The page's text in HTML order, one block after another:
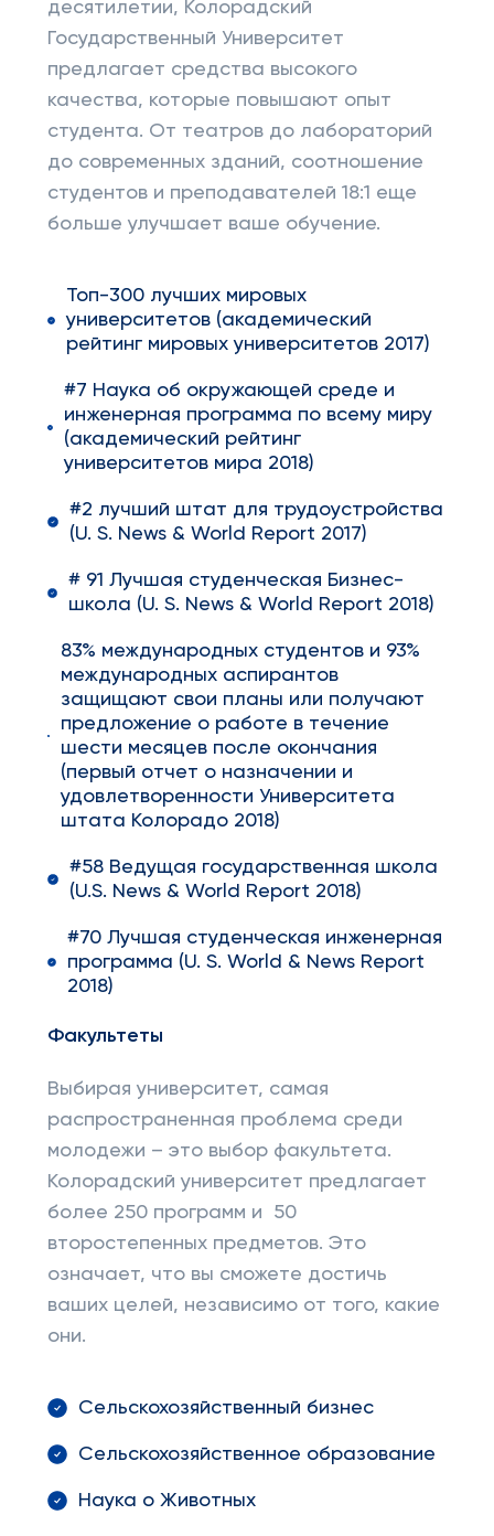
десятилетии, Колорадский
Государственный Университет
предлагает средства высокого
качества, которые повышают опыт
студента. От театров до лабораторий
до современных зданий, соотношение
студентов и преподавателей 18:1 еще
больше улучшает ваше обучение.
Топ-300 лучших мировых
университетов (академический
рейтинг мировых университетов 2017)
#7 Наука об окружающей среде и
инженерная программа по всему миру
(академический рейтинг
университетов мира 2018)
#2 лучший штат для трудоустройства
(U. S. News & World Report 2017)
# 91 Лучшая студенческая Бизнес-
школа (U. S. News & World Report 2018)
83% международных студентов и 93%
международных аспирантов
защищают свои планы или получают
предложение о работе в течение
шести месяцев после окончания
(первый отчет о назначении и
удовлетворенности Университета
штата Колорадо 2018)
#58 Ведущая государственная школа
(U.S. News & World Report 2018)
#70 Лучшая студенческая инженерная
программа (U. S. World & News Report
2018)
Факультеты
Выбирая университет, самая
распространенная проблема среди
молодежи – это выбор факультета.
Колорадский университет предлагает
более 250 программ и 50
второстепенных предметов. Это
означает, что вы сможете достичь
ваших целей, независимо от того, какие
они.
Сельскохозяйственный бизнес
Сельскохозяйственное образование
Наука о Животных